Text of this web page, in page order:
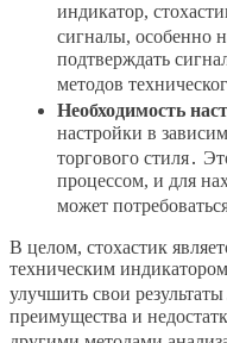
индикатор,
сигналы, особенно
подтверждать
методов
Необходимость
настройки в
торгового стиля․
процессом, и для
может
В целом, стохастик
техническим
улучшить свои
преимущества и